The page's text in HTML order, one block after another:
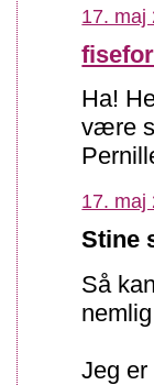
17. maj
Ha!
være
17. maj
Stine
Så
Jeg